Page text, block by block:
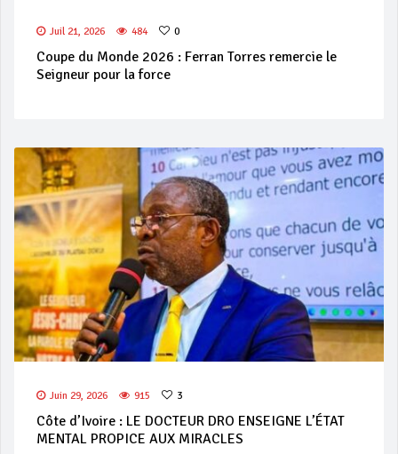
Juil 21, 2026 484 0
Coupe du Monde 2026 : Ferran Torres remercie le
Seigneur pour la force
Juin 29, 2026 915 3
Côte d’Ivoire : LE DOCTEUR DRO ENSEIGNE L’ÉTAT
MENTAL PROPICE AUX MIRACLES